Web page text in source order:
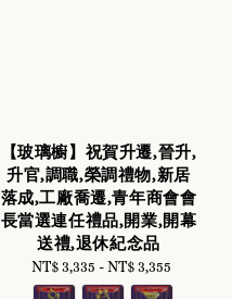
【玻璃櫥】祝賀升遷,晉升,
升官,調職,榮調禮物,新居
落成,工廠喬遷,青年商會會
長當選連任禮品,開業,開幕
送禮,退休紀念品
Regular
price
NT$ 3,335 -NT$ 3,355